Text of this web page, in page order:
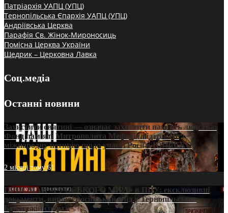
Патріархія УАПЦ (УПЦ)
Тернопільська Єпархія УАПЦ (УПЦ)
Андріївська Церква
Парафія Св. Жінок-Мироносиць
Помісна Церква України
Щедрик – Церковна Лавка
Соц.медіа
Останні новини
Захистити святині — означає захистити пам’ять людства:
Фонд пам’яті Митрополита Мефодія підтримує
міжнародну петицію щодо участі Росії в ЮНЕСКО
2 місяці тому61
ПРИСМАК «РУССЬКОГО МІРА» в ПЦУ: ексклюзивні
документи, вирок і російський слід у Тернопільсько-
Бучацькій єпархії